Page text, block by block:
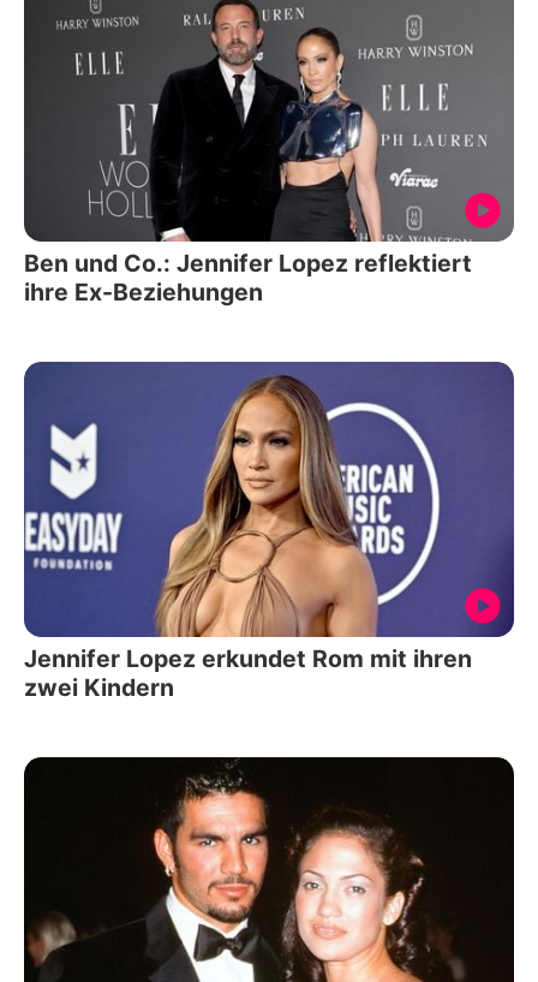
Ben und Co.: Jennifer Lopez reflektiert
ihre Ex-Beziehungen
Jennifer Lopez erkundet Rom mit ihren
zwei Kindern